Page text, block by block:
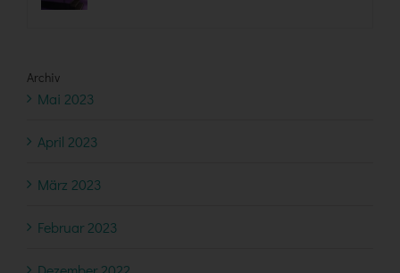
Archiv
Mai 2023
April 2023
März 2023
Februar 2023